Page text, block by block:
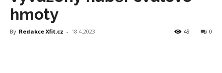
hmoty
By Redakce Xfit.cz - 18.4.2023 0
49